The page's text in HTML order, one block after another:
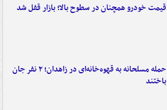
قیمت خودرو همچنان در سطوح بالا؛ بازار قفل شد
حمله مسلحانه به قهوه‌خانه‌ای در زاهدان؛ ۲ نفر جان
باختند